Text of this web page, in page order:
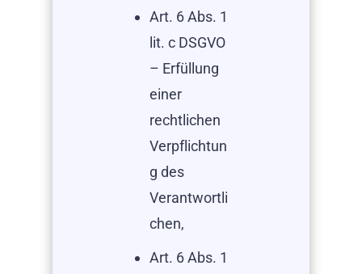
Art. 6 Abs. 1
lit. c DSGVO
– Erfüllung
einer
rechtlichen
Verpflichtun
g des
Verantwortli
chen,
Art. 6 Abs. 1